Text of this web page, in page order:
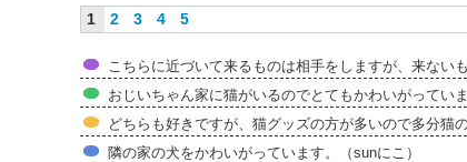
1 2 3 4 5
こちらに近づいて来るものは相手をしますが、来ない
おじいちゃん家に猫がいるのでとてもかわいがってい
どちらも好きですが、猫グッズの方が多いので多分猫
隣の家の犬をかわいがっています。（sunにこ）